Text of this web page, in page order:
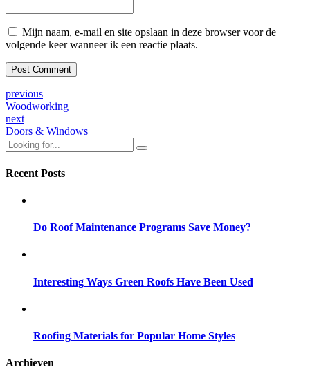
Mijn naam, e-mail en site opslaan in deze browser voor de
volgende keer wanneer ik een reactie plaats.
Post Comment
previous
Woodworking
next
Doors & Windows
Recent Posts
Do Roof Maintenance Programs Save Money?
Interesting Ways Green Roofs Have Been Used
Roofing Materials for Popular Home Styles
Archieven